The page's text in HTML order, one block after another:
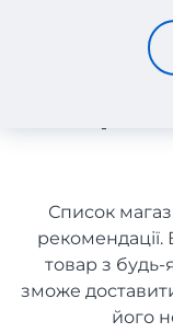
Список
товар з будь-
зможе
його